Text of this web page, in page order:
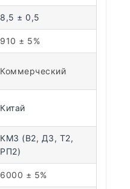
8,5 ± 0,5
910 ± 5%
Коммерческий
Китай
КМ3 (В2, Д3, Т2,
РП2)
6000 ± 5%